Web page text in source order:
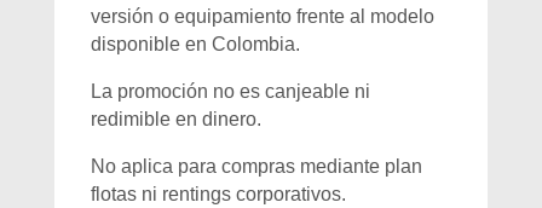
versión o equipamiento frente al modelo
disponible en Colombia.
La promoción no es canjeable ni
redimible en dinero.
No aplica para compras mediante plan
flotas ni rentings corporativos.